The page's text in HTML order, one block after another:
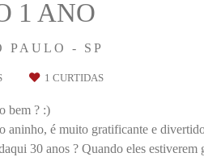
PAULO - SP
1 ANO
1 CURTIDAS
bem ? :)
é muito gratificante e
30 anos ? Quando eles estiverem